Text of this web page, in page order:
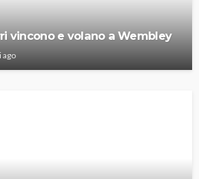
vincono e volano a Wembley
ago